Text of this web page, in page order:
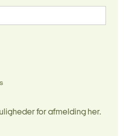
for afmelding her.